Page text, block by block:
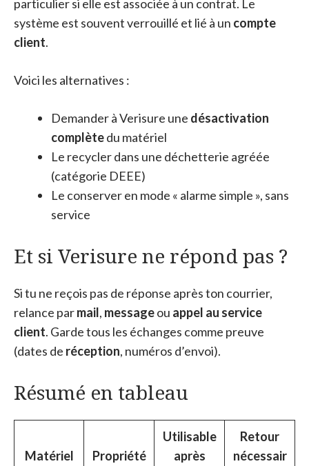
particulier si elle est associée à un contrat. Le
système est souvent verrouillé et lié à un compte
client.
Voici les alternatives :
Demander à Verisure une désactivation
complètedu matériel
Le recycler dans une déchetterie agréée
(catégorie DEEE)
Le conserver en mode « alarme simple », sans
service
Et si Verisure ne répond pas ?
Si tu ne reçois pas de réponse après ton courrier,
relance parmail, messageou appel au service
client. Garde tous les échanges comme preuve
(dates de réception, numéros d’envoi).
Résumé en tableau
Matériel Propriété
Utilisable
après
Retour
nécessair